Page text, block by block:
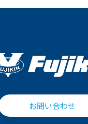
お問い合わせ